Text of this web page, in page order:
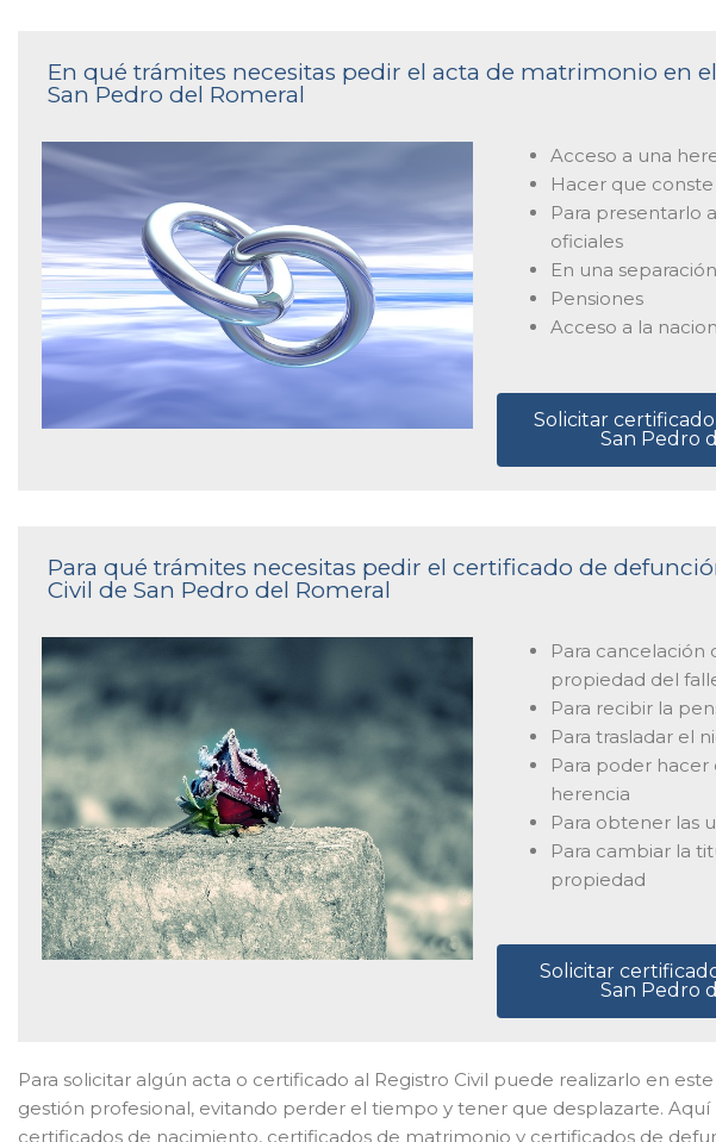
En qué trámites necesitas pedir el acta de matrimonio en
San Pedro del Romeral
Acceso a una
Hacer que
Para presentarlo
oficiales
En una
Pensiones
Acceso a la
Solicitar
San Pedro
Para qué trámites necesitas pedir el certificado de
Civil de San Pedro del Romeral
Para cancelación
propiedad del
Para recibir la
Para trasladar el
Para poder
herencia
Para obtener las
Para cambiar la
propiedad
Solicitar
San Pedro
Para solicitar algún acta o certificado al Registro Civil puede realizarlo en
gestión profesional, evitando perder el tiempo y tener que desplazarte.
certificados de nacimiento, certificados de matrimonio y certificados de